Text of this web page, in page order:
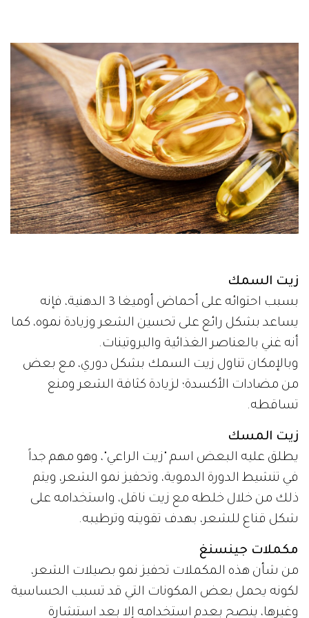
زيت السمك
بسبب احتوائه على أحماض أوميغا 3 الدهنية، فإنه
يساعد بشكل رائع على تحسين الشعر وزيادة نموه، كما
أنه غني بالعناصر الغذائية والبروتينات.
وبالإمكان تناول زيت السمك بشكل دوري، مع بعض
من مضادات الأكسدة؛ لزيادة كثافة الشعر ومنع
تساقطه.
زيت المسك
يطلق عليه البعض اسم "زيت الراعي"، وهو مهم جداً
في تنشيط الدورة الدموية، وتحفيز نمو الشعر، ويتم
ذلك من خلال خلطه مع زيت ناقل، واستخدامه على
شكل قناع للشعر، بهدف تقويته وترطيبه.
مكملات جينسنغ
من شأن هذه المكملات تحفيز نمو بصيلات الشعر،
لكونه يحمل بعض المكونات التي قد تسبب الحساسية
وغيرها، ينصح بعدم استخدامه إلا بعد استشارة